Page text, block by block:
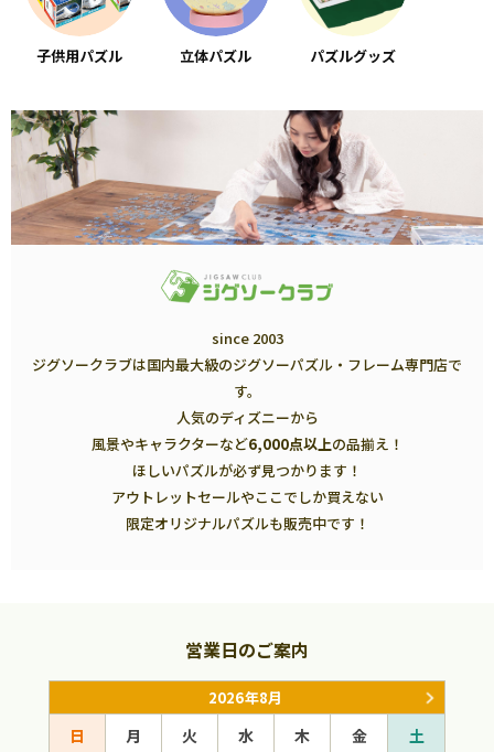
子供用パズル 立体パズル パズルグッズ
since 2003
ジグソークラブは国内最大級のジグソーパズル・フレーム専門店で
す。
人気のディズニーから
風景やキャラクターなど6,000点以上の品揃え！
ほしいパズルが必ず見つかります！
アウトレットセールやここでしか買えない
限定オリジナルパズルも販売中です！
営業日のご案内
2026年8月
日 月 火 水 木 金
土